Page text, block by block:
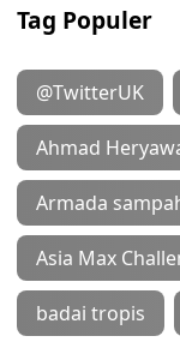
Tag Populer
@TwitterUK
Ahmad
Armada
Asia Max
badai tropis